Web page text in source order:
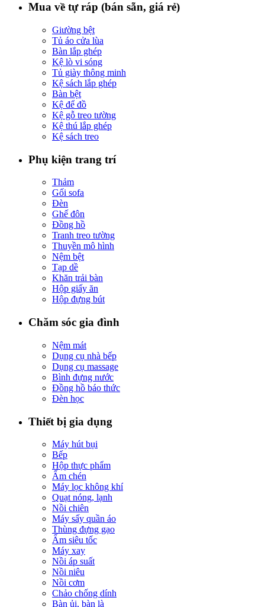
Mua về tự ráp (bán sẵn, giá rẻ)
Giường bệt
Tủ áo cửa lùa
Bàn lắp ghép
Kệ lò vi sóng
Tủ giày thông minh
Kệ sách lắp ghép
Bàn bệt
Kệ để đồ
Kệ gỗ treo tường
Kệ thú lắp ghép
Kệ sách treo
Phụ kiện trang trí
Thảm
Gối sofa
Đèn
Ghế đôn
Đồng hồ
Tranh treo tường
Thuyền mô hình
Nệm bệt
Tạp dề
Khăn trải bàn
Hộp giấy ăn
Hộp đựng bút
Chăm sóc gia đình
Nệm mát
Dụng cụ nhà bếp
Dụng cụ massage
Bình đựng nước
Đồng hồ báo thức
Đèn học
Thiết bị gia dụng
Máy hút bụi
Bếp
Hộp thực phẩm
Ấm chén
Máy lọc không khí
Quạt nóng, lạnh
Nồi chiên
Máy sấy quần áo
Thùng đựng gạo
Ấm siêu tốc
Máy xay
Nồi áp suất
Nồi niêu
Nồi cơm
Chảo chống dính
Bàn ủi, bàn là